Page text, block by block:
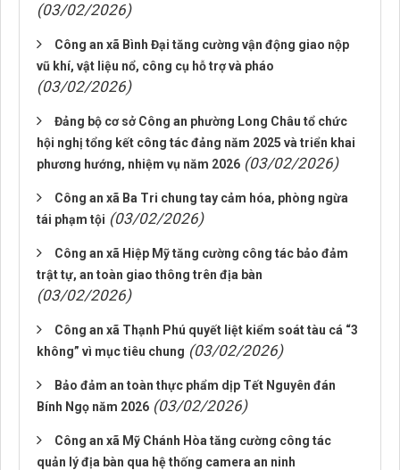
(03/02/2026)
Công an xã Bình Đại tăng cường vận động giao nộp
vũ khí, vật liệu nổ, công cụ hỗ trợ và pháo
(03/02/2026)
Đảng bộ cơ sở Công an phường Long Châu tổ chức
hội nghị tổng kết công tác đảng năm 2025 và triển khai
phương hướng, nhiệm vụ năm 2026 (03/02/2026)
Công an xã Ba Tri chung tay cảm hóa, phòng ngừa
tái phạm tội (03/02/2026)
Công an xã Hiệp Mỹ tăng cường công tác bảo đảm
trật tự, an toàn giao thông trên địa bàn
(03/02/2026)
Công an xã Thạnh Phú quyết liệt kiểm soát tàu cá “3
không” vì mục tiêu chung (03/02/2026)
Bảo đảm an toàn thực phẩm dịp Tết Nguyên đán
Bính Ngọ năm 2026 (03/02/2026)
Công an xã Mỹ Chánh Hòa tăng cường công tác
quản lý địa bàn qua hệ thống camera an ninh